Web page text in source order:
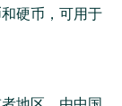
硬币，可用于